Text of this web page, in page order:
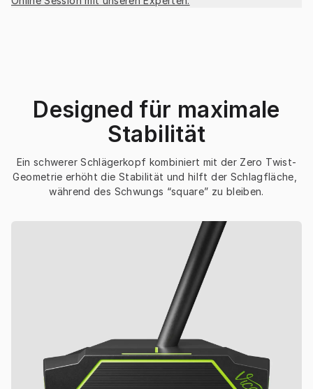
Designed für maximale
Stabilität
Ein schwerer Schlägerkopf kombiniert mit der Zero Twist-
Geometrie erhöht die Stabilität und hilft der Schlagfläche,
während des Schwungs “square” zu bleiben.